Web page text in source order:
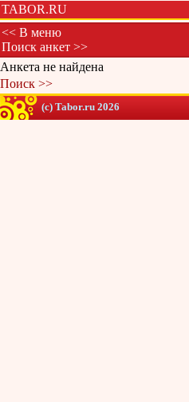
TABOR.RU
<< В меню
Поиск анкет >>
Анкета не найдена
Поиск >>
(c) Tabor.ru 2026